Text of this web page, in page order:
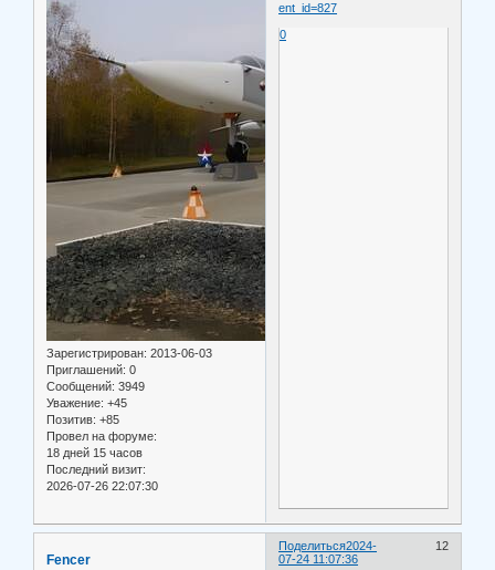
Зарегистрирован: 2013-06-03
Приглашений: 0
Сообщений: 3949
Уважение: +45
Позитив: +85
Провел на форуме:
18 дней 15 часов
Последний визит:
2026-07-26 22:07:30
ent_id=827
0
Поделиться 12
2024-
07-24 11:07:36
Fencer